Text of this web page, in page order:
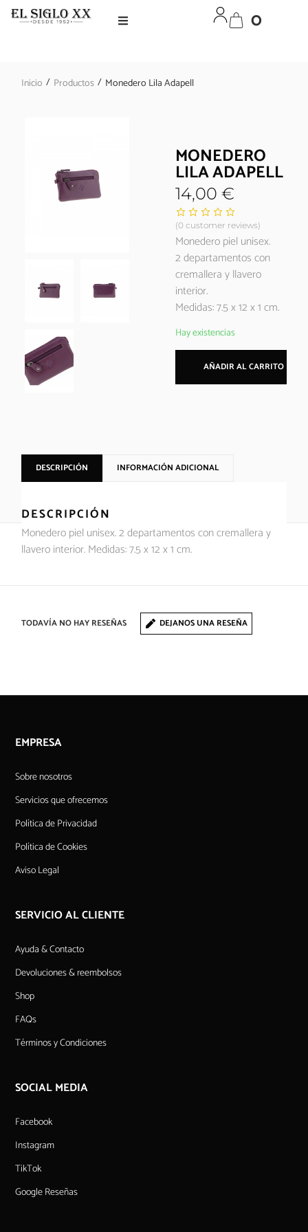
0
Inicio / Productos / Monedero Lila Adapell
MONEDERO
LILA ADAPELL
14,00€
(0 customer reviews)
Monedero piel unisex.
2 departamentos con
cremallera y llavero
interior.
Medidas: 7.5 x 12 x 1 cm.
Hay existencias
AÑADIR AL CARRITO
DESCRIPCIÓN INFORMACIÓN ADICIONAL
DESCRIPCIÓN
Monedero piel unisex. 2 departamentos con cremallera y
llavero interior. Medidas: 7.5 x 12 x 1 cm.
TODAVÍA NO HAY RESEÑAS DEJANOS UNA RESEÑA
EMPRESA
Sobre nosotros
Servicios que ofrecemos
Política de Privacidad
Política de Cookies
Aviso Legal
SERVICIO AL CLIENTE
Ayuda & Contacto
Devoluciones & reembolsos
Shop
FAQs
Términos y Condiciones
SOCIAL MEDIA
Facebook
Instagram
TikTok
Google Reseñas